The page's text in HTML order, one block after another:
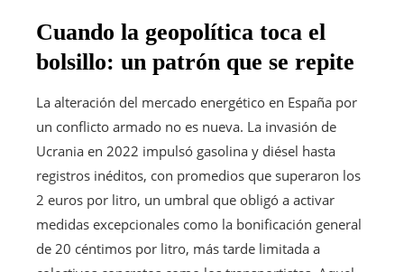
Cuando la geopolítica toca el
bolsillo: un patrón que se repite
La alteración del mercado energético en España por
un conflicto armado no es nueva. La invasión de
Ucrania en 2022 impulsó gasolina y diésel hasta
registros inéditos, con promedios que superaron los
2 euros por litro, un umbral que obligó a activar
medidas excepcionales como la bonificación general
de 20 céntimos por litro, más tarde limitada a